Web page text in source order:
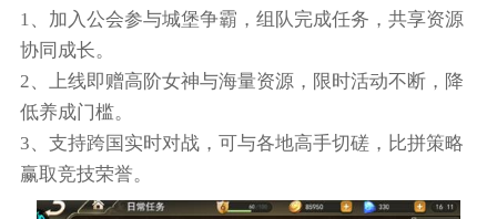
1、加入公会参与城堡争霸，组队完成任务，共享资源
协同成长。
2、上线即赠高阶女神与海量资源，限时活动不断，降
低养成门槛。
3、支持跨国实时对战，可与各地高手切磋，比拼策略
赢取竞技荣誉。